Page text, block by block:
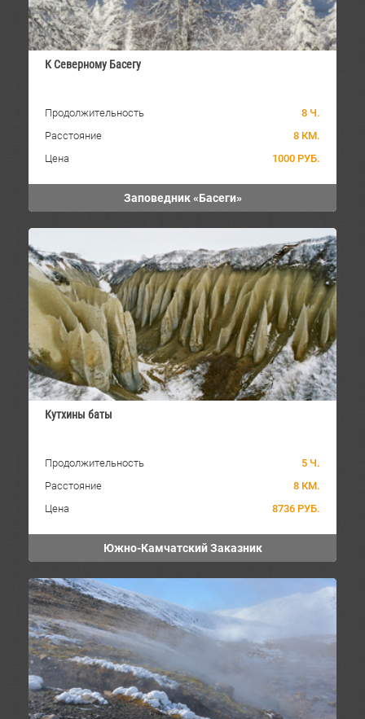
К Северному Басегу
Продолжительность
8 Ч.
Расстояние
8 КМ.
Цена
1000 РУБ.
Заповедник «Басеги»
Кутхины баты
Продолжительность
5 Ч.
Расстояние
8 КМ.
Цена
8736 РУБ.
Южно-Камчатский Заказник